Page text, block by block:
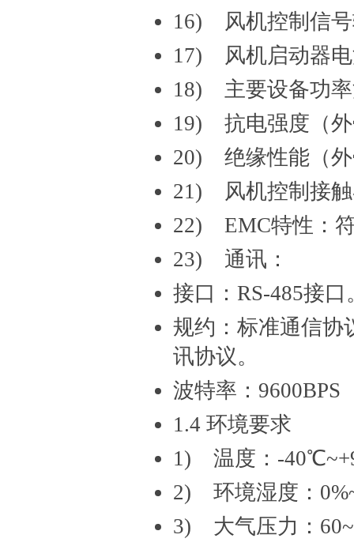
16) 风机控制信号
17) 风机启动器电
18) 主要设备功率
19) 抗电强度（外
20) 绝缘性能（外
21) 风机控制接触
22) EMC特性：
23) 通讯：
接口：RS-485接口
规约：标准通信协
讯协议。
波特率：9600BPS
1.4 环境要求
1) 温度：-
2) 环境湿度：
3) 大气压力：